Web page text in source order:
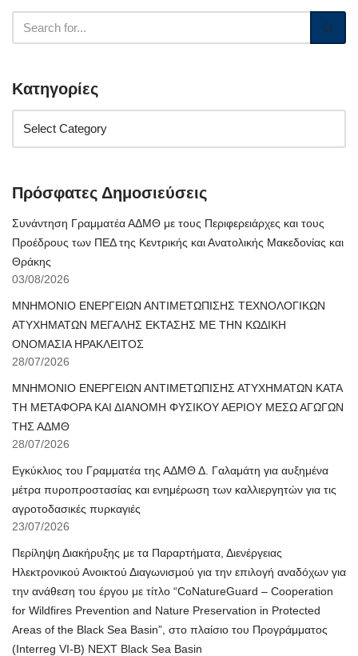
Κατηγορίες
Πρόσφατες Δημοσιεύσεις
Συνάντηση Γραμματέα ΑΔΜΘ με τους Περιφερειάρχες και τους
Προέδρους των ΠΕΔ της Κεντρικής και Ανατολικής Μακεδονίας και
Θράκης
03/08/2026
ΜΝΗΜΟΝΙΟ ΕΝΕΡΓΕΙΩΝ ΑΝΤΙΜΕΤΩΠΙΣΗΣ ΤΕΧΝΟΛΟΓΙΚΩΝ
ΑΤΥΧΗΜΑΤΩΝ ΜΕΓΑΛΗΣ ΕΚΤΑΣΗΣ ΜΕ ΤΗΝ ΚΩΔΙΚΗ
ΟΝΟΜΑΣΙΑ ΗΡΑΚΛΕΙΤΟΣ
28/07/2026
ΜΝΗΜΟΝΙΟ ΕΝΕΡΓΕΙΩΝ ΑΝΤΙΜΕΤΩΠΙΣΗΣ ΑΤΥΧΗΜΑΤΩΝ ΚΑΤΑ
ΤΗ ΜΕΤΑΦΟΡΑ ΚΑΙ ΔΙΑΝΟΜΗ ΦΥΣΙΚΟΥ ΑΕΡΙΟΥ ΜΕΣΩ ΑΓΩΓΩΝ
ΤΗΣ ΑΔΜΘ
28/07/2026
Εγκύκλιος του Γραμματέα της ΑΔΜΘ Δ. Γαλαμάτη για αυξημένα
μέτρα πυροπροστασίας και ενημέρωση των καλλιεργητών για τις
αγροτοδασικές πυρκαγιές
23/07/2026
Περίληψη Διακήρυξης με τα Παραρτήματα, Διενέργειας
Ηλεκτρονικού Ανοικτού Διαγωνισμού για την επιλογή αναδόχων για
την ανάθεση του έργου με τίτλο “CoNatureGuard – Cooperation
for Wildfires Prevention and Nature Preservation in Protected
Areas of the Black Sea Basin”, στο πλαίσιο του Προγράμματος
(Interreg VI-B) NEXT Black Sea Basin